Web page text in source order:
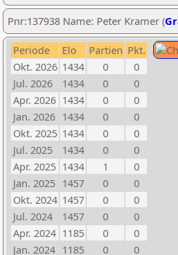
Pnr:137938 Name: Peter Kramer (
Periode Elo Partien Pkt.
Okt. 2026 1434 0
0
Jul. 2026
1434 0
0
Apr. 2026 1434 0
0
Jan. 2026 1434 0
0
Okt. 2025 1434 0
0
Jul. 2025
1434 0
0
Apr. 2025 1434 1
0
Jan. 2025 1457 0
0
Okt. 2024 1457 0
0
Jul. 2024
1457 0
0
Apr. 2024 1185 0
0
Jan. 2024 1185 0 0